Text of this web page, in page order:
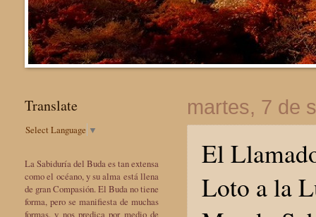
martes, 7 de
El
Loto a la
Translate
Select Language ▼
La Sabiduría del Buda es tan extensa
como el océano, y su alma está llena
de gran Compasión. El Buda no tiene
forma, pero se manifiesta de muchas
formas, y nos predica por medio de